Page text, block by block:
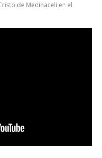
de Medinaceli en el